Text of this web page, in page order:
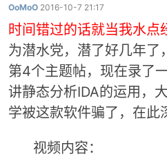
爱
OoMoO 2016-10-7 21:17
时间错过的话就当我水点
为潜水党，潜了好几年了
第4个主题帖，现在录了
讲静态分析IDA的运用，
学被这款软件骗了，在此
视频内容：